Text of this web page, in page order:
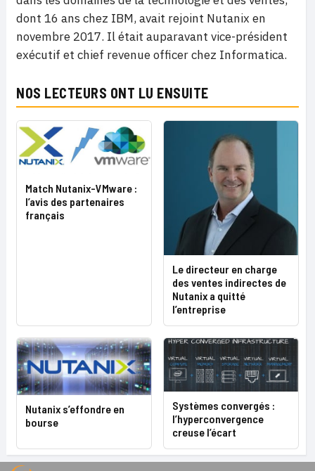
dont 16 ans chez IBM, avait rejoint Nutanix en
novembre 2017. Il était auparavant vice-président
exécutif et chief revenue officer chez Informatica.
NOS LECTEURS ONT LU ENSUITE
Match Nutanix-VMware :
l’avis des partenaires
français
Le directeur en charge
des ventes indirectes de
Nutanix a quitté
l’entreprise
Nutanix s’effondre en
bourse
Systèmes convergés :
l’hyperconvergence
creuse l’écart